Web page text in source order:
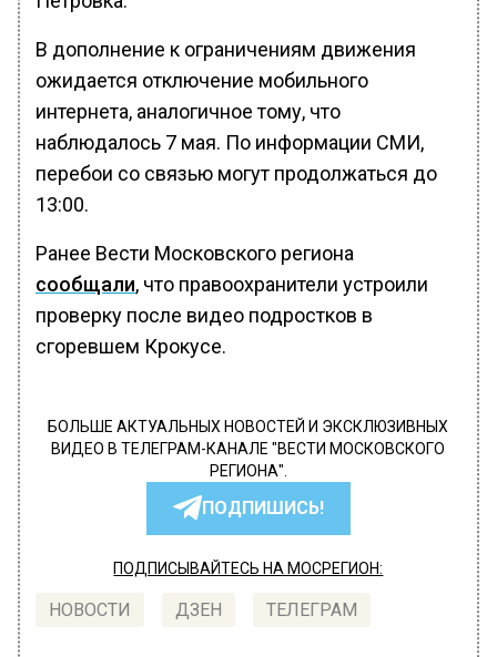
В дополнение к ограничениям движения
ожидается отключение мобильного
интернета, аналогичное тому, что
наблюдалось 7 мая. По информации СМИ,
перебои со связью могут продолжаться до
13:00.
Ранее Вести Московского региона
сообщали, что правоохранители устроили
проверку после видео подростков в
сгоревшем Крокусе.
БОЛЬШЕ АКТУАЛЬНЫХ НОВОСТЕЙ И ЭКСКЛЮЗИВНЫХ
ВИДЕО В ТЕЛЕГРАМ-КАНАЛЕ "ВЕСТИ МОСКОВСКОГО
РЕГИОНА".
ПОДПИШИСЬ!
ПОДПИСЫВАЙТЕСЬ НА МОСРЕГИОН:
НОВОСТИ ДЗЕН ТЕЛЕГРАМ